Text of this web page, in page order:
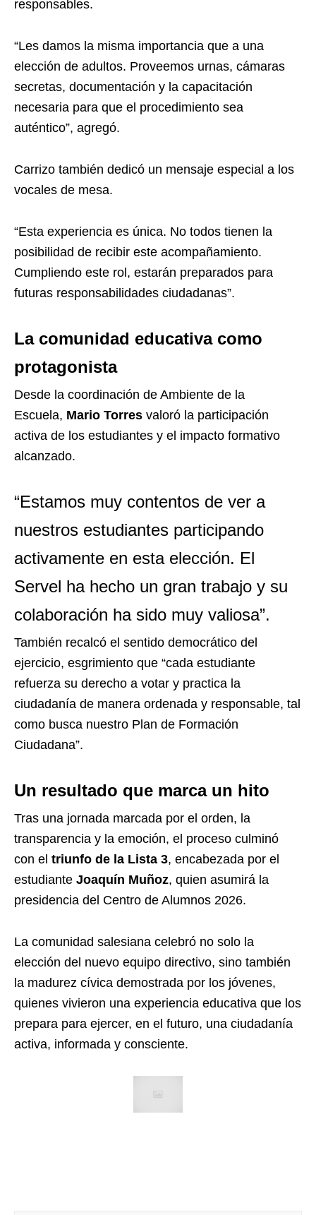
responsables.
“Les damos la misma importancia que a una
elección de adultos. Proveemos urnas, cámaras
secretas, documentación y la capacitación
necesaria para que el procedimiento sea
auténtico”, agregó.
Carrizo también dedicó un mensaje especial a los
vocales de mesa.
“Esta experiencia es única. No todos tienen la
posibilidad de recibir este acompañamiento.
Cumpliendo este rol, estarán preparados para
futuras responsabilidades ciudadanas”.
La comunidad educativa como
protagonista
Desde la coordinación de Ambiente de la
Escuela, Mario Torres valoró la participación
activa de los estudiantes y el impacto formativo
alcanzado.
“Estamos muy contentos de ver a
nuestros estudiantes participando
activamente en esta elección. El
Servel ha hecho un gran trabajo y su
colaboración ha sido muy valiosa”.
También recalcó el sentido democrático del
ejercicio, esgrimiento que “cada estudiante
refuerza su derecho a votar y practica la
ciudadanía de manera ordenada y responsable, tal
como busca nuestro Plan de Formación
Ciudadana”.
Un resultado que marca un hito
Tras una jornada marcada por el orden, la
transparencia y la emoción, el proceso culminó
con el triunfo de la Lista 3, encabezada por el
estudiante Joaquín Muñoz, quien asumirá la
presidencia del Centro de Alumnos 2026.
La comunidad salesiana celebró no solo la
elección del nuevo equipo directivo, sino también
la madurez cívica demostrada por los jóvenes,
quienes vivieron una experiencia educativa que los
prepara para ejercer, en el futuro, una ciudadanía
activa, informada y consciente.